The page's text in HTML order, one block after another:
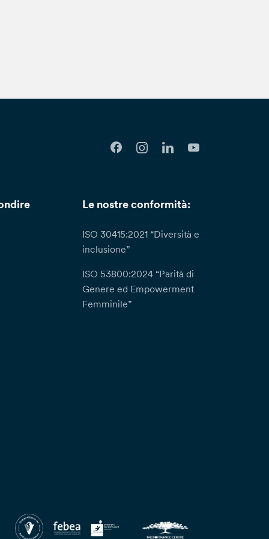
Le nostre conformità:
ISO 30415:2021 “Diversità e
inclusione”
ISO 53800:2024 “Parità di
Genere ed Empowerment
Femminile”